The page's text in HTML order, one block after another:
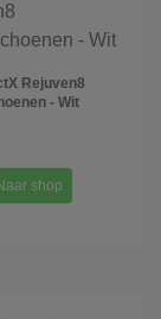
Rejuven8
- Wit
shop